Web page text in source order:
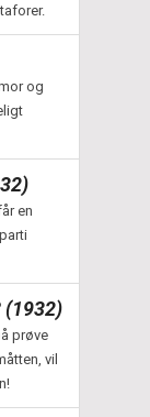
og
en
(1932)
prøve
vil